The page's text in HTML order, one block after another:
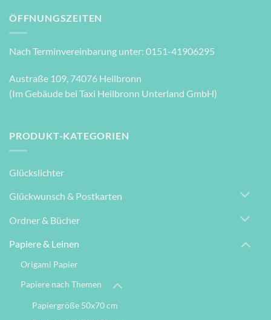
ÖFFNUNGSZEITEN
Nach Terminvereinbarung unter: 0151-41906295
Austraße 109, 74076 Heilbronn
(Im Gebäude bei Taxi Heilbronn Unterland GmbH)
PRODUKT-KATEGORIEN
Glückslichter
Glückwunsch & Postkarten
Ordner & Bücher
Papiere & Leinen
Origami Papier
Papiere nach Themen
Papiergröße 50x70 cm